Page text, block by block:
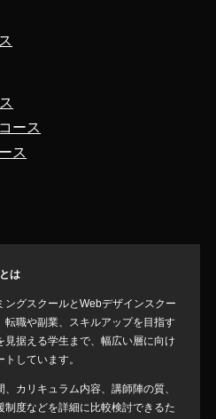
ース
ス
は
グスクールとWebデザインスクー
転職や副業、スキルアップを目指す
据える学生まで、幅広い層に向け
しています。
カリキュラム内容、講師陣の質、
度などを詳細に比較検討できるた